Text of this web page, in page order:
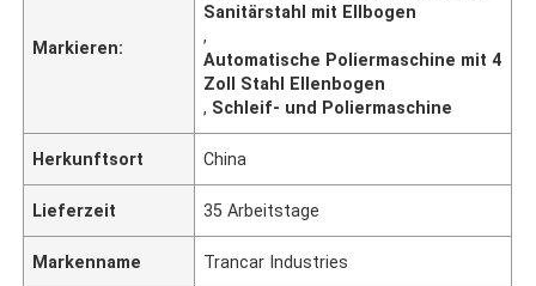
Markieren:
Sanitärstahl mit Ellbogen
,
Automatische Poliermaschine mit 4
Zoll Stahl Ellenbogen
, Schleif- und Poliermaschine
Herkunftsort China
Lieferzeit 35 Arbeitstage
Markenname Trancar Industries